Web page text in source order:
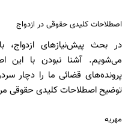
اصطلاحات کلیدی حقوقی در ازدواج
در بحث پیش‌نیازهای ازدواج،
می‌شویم. آشنا نبودن با این
پرونده‌های قضائی ما را دچار
توضیح اصطلاحات کلیدی حقوقی
مهریه